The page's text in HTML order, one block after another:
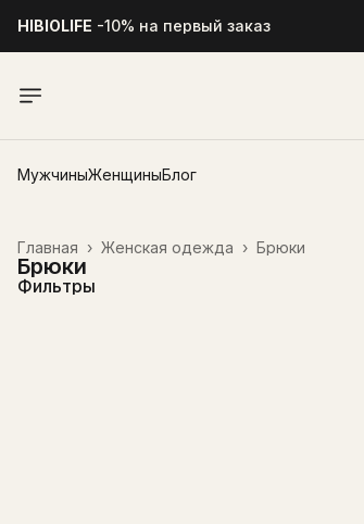
HIBIOLIFE -10% на первый заказ
МужчиныЖенщиныБлог
Брюки
Женская одежда ›
Главная ›
Брюки
Фильтры